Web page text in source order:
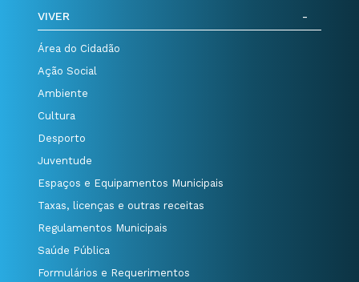
VIVER
Área do Cidadão
Ação Social
Ambiente
Cultura
Desporto
Juventude
Espaços e Equipamentos Municipais
Taxas, licenças e outras receitas
Regulamentos Municipais
Saúde Pública
Formulários e Requerimentos